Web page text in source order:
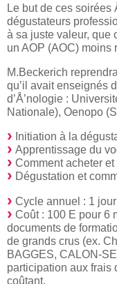
Le but de ces soirées
dégustateurs
à sa juste valeur, que
un AOP (AOC) moins
M.Beckerich
qu’il avait enseignés
d’Å’nologie :
Nationale), Oenopo
Initiation à la
Apprentissage du
Comment acheter et
Dégustation et
Cycle annuel : 1
Coût : 100 E pour 6
documents de
de grands crus (ex.
BAGGES, CALON-
participation aux frais
coûtant.